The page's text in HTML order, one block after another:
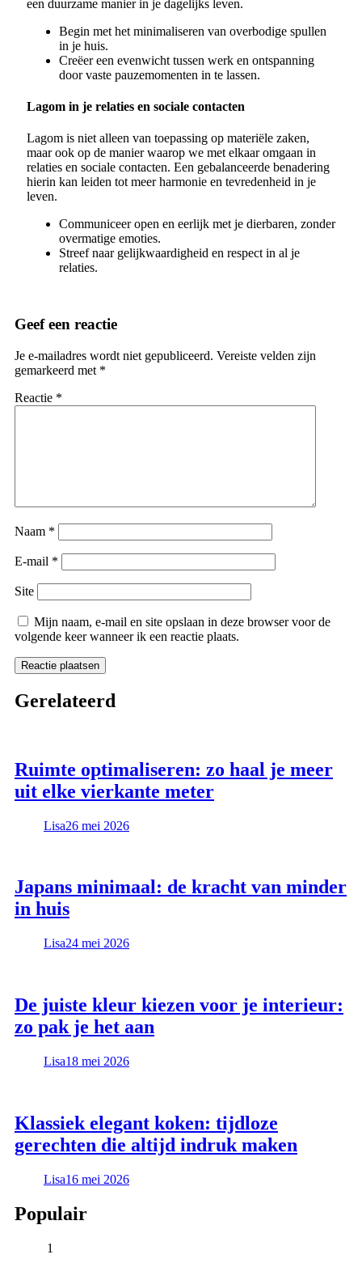
een duurzame manier in je dagelijks leven.
Begin met het minimaliseren van overbodige spullen
in je huis.
Creëer een evenwicht tussen werk en ontspanning
door vaste pauzemomenten in te lassen.
Lagom in je relaties en sociale contacten
Lagom is niet alleen van toepassing op materiële zaken,
maar ook op de manier waarop we met elkaar omgaan in
relaties en sociale contacten. Een gebalanceerde benadering
hierin kan leiden tot meer harmonie en tevredenheid in je
leven.
Communiceer open en eerlijk met je dierbaren, zonder
overmatige emoties.
Streef naar gelijkwaardigheid en respect in al je
relaties.
Geef een reactie
Je e-mailadres wordt niet gepubliceerd. Vereiste velden zijn
gemarkeerd met *
Reactie *
Naam *
E-mail *
Site
Mijn naam, e-mail en site opslaan in deze browser voor de
volgende keer wanneer ik een reactie plaats.
Gerelateerd
Ruimte optimaliseren: zo haal je meer
uit elke vierkante meter
Lisa26 mei 2026
Japans minimaal: de kracht van minder
in huis
Lisa24 mei 2026
De juiste kleur kiezen voor je interieur:
zo pak je het aan
Lisa18 mei 2026
Klassiek elegant koken: tijdloze
gerechten die altijd indruk maken
Lisa16 mei 2026
Populair
1